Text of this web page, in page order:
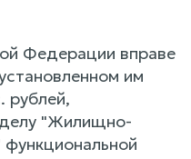
Федерации вправе
им
рублей,
"Жилищно-
функциональной